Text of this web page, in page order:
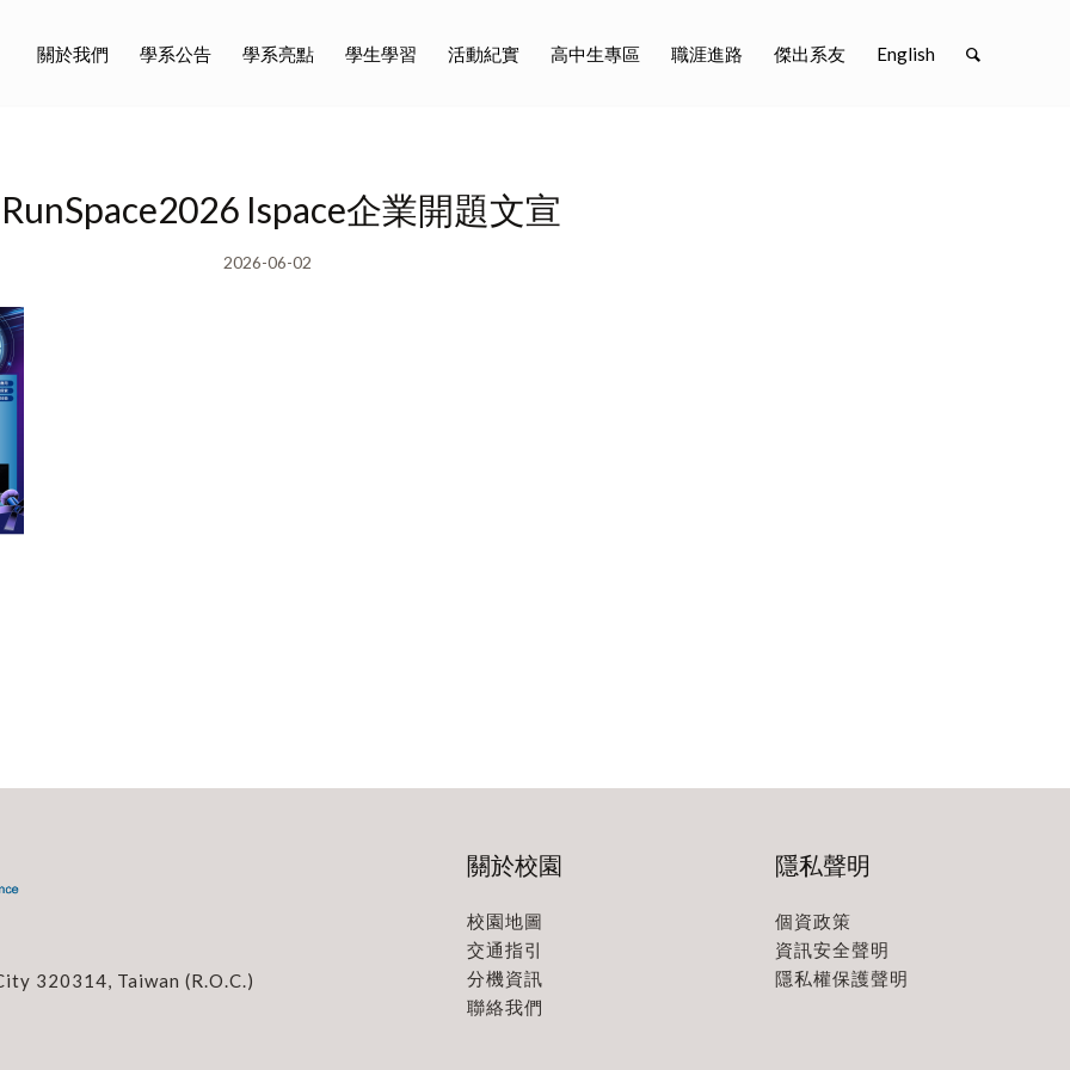
關於我們 學系公告 學系亮點 學生學習 活動紀實 高中生專區 職涯進路 傑出系友 English
Ispace企業開題文宣
2026-06-02
320314, Taiwan (R.O.C.)
關於校園
校園地圖
交通指引
分機資訊
聯絡我們
隱私聲明
個資政策
資訊安全聲明
隱私權保護聲明